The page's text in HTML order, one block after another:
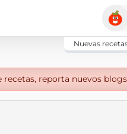
Nuevas
reporta nuevos